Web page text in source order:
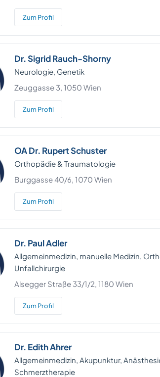
Zum Profil
Dr. Sigrid Rauch-Shorny
Neurologie, Genetik
Zeuggasse 3, 1050 Wien
Zum Profil
OA Dr. Rupert Schuster
Orthopädie & Traumatologie
Burggasse 40/6, 1070 Wien
Zum Profil
Dr. Paul Adler
Allgemeinmedizin, manuelle Medizin,
Unfallchirurgie
Alsegger Straße 33/1/2, 1180 Wien
Zum Profil
Dr. Edith Ahrer
Allgemeinmedizin, Akupunktur,
Schmerztherapie